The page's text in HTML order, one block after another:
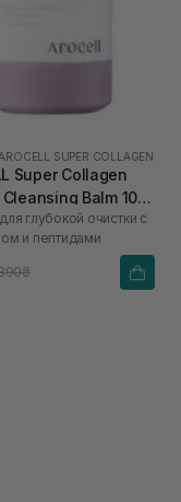
AROCELL SUPER COLLAGEN
Super Collagen
Balm 100
глубокой очистки с
и пептидами